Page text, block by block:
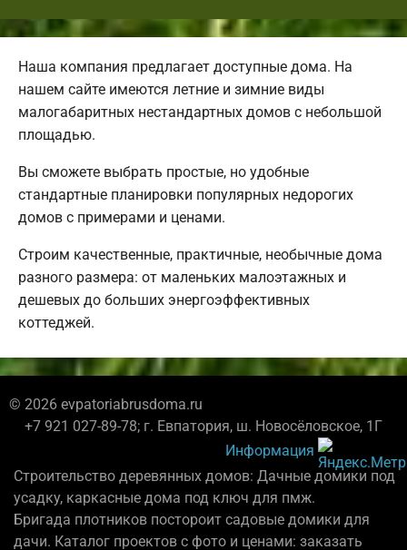
Наша компания предлагает доступные дома. На
нашем сайте имеются летние и зимние виды
малогабаритных нестандартных домов с небольшой
площадью.
Вы сможете выбрать простые, но удобные
стандартные планировки популярных недорогих
домов с примерами и ценами.
Строим качественные, практичные, необычные дома
разного размера: от маленьких малоэтажных и
дешевых до больших энергоэффективных
коттеджей.
© 2026 evpatoriabrusdoma.ru
+7 921 027-89-78; г. Евпатория, ш. Новосёловское, 1Г
Информация
Строительство деревянных домов: Дачные домики под
усадку, каркасные дома под ключ для пмж.
Бригада плотников постороит садовые домики для
дачи. Каталог проектов с фото и ценами: заказать